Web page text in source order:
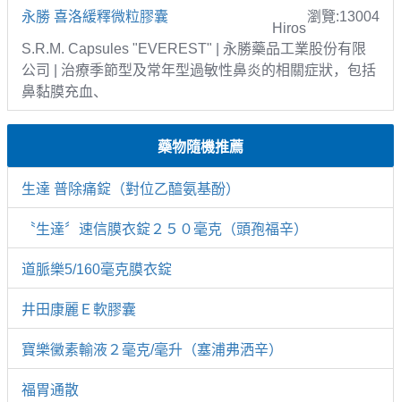
永勝 喜洛緩釋微粒膠囊 瀏覽:13004
Hiros
S.R.M. Capsules "EVEREST" | 永勝藥品工業股份有限
公司 | 治療季節型及常年型過敏性鼻炎的相關症狀，包括
鼻黏膜充血、
藥物隨機推薦
生達 普除痛錠（對位乙醯氨基酚）
〝生達〞速信膜衣錠２５０毫克（頭孢福辛）
道脈樂5/160毫克膜衣錠
井田康麗Ｅ軟膠囊
寶樂黴素輸液２毫克/毫升（塞浦弗洒辛）
福胃通散